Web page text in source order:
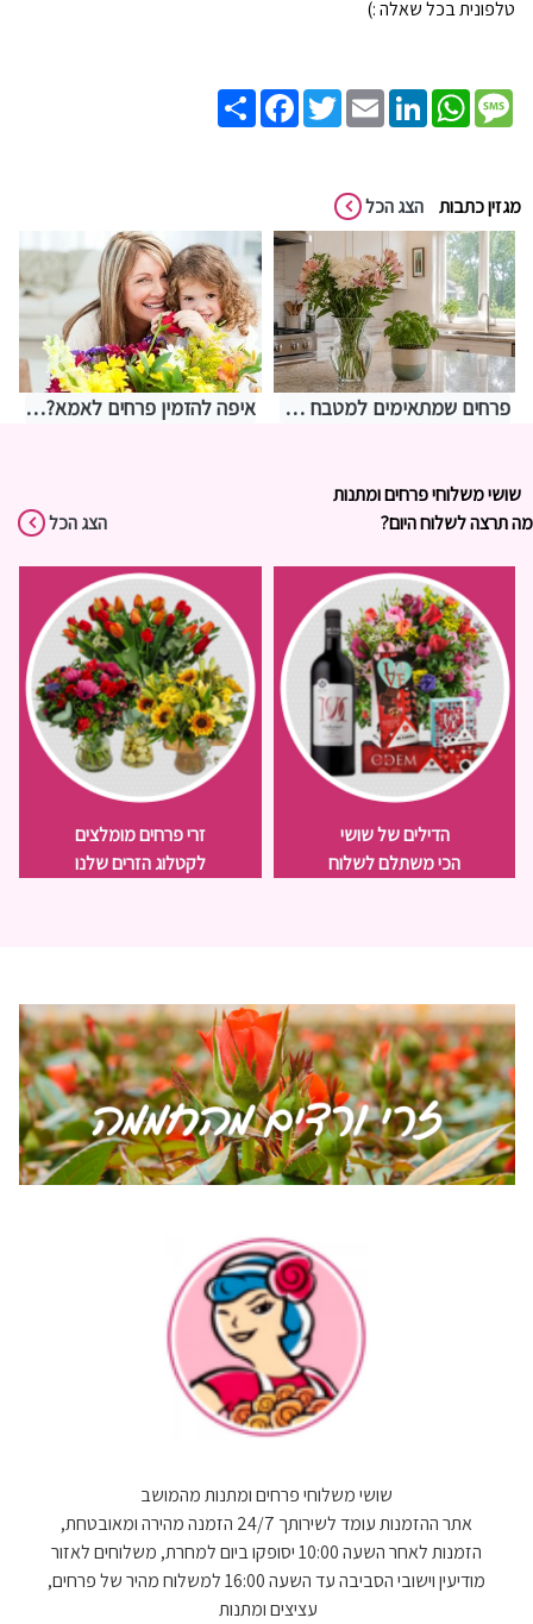
טלפונית בכל שאלה :)
Share
FacebookTwitterEmail
LinkedIn
WhatsAppMessage
מגזין כתבות הצג הכל
פרחים שמתאימים למטבח – איך לבחור משהו שמחזיק מעמד בתנאים מאתגרים איפה להזמין פרחים לאמא? אצלנו בחנות שושי רגעים של פרחים
שושי משלוחי פרחים ומתנות
מה תרצה לשלוח היום?
הצג הכל
הדילים של שושי
הכי משתלם לשלוח
זרי פרחים מומלצים
לקטלוג הזרים שלנו
שושי משלוחי פרחים ומתנות מהמושב
אתר ההזמנות עומד לשירותך 24/7 הזמנה מהירה ומאובטחת,
הזמנות לאחר השעה 10:00 יסופקו ביום למחרת, משלוחים לאזור
מודיעין וישובי הסביבה עד השעה 16:00 למשלוח מהיר של פרחים,
עציצים ומתנות